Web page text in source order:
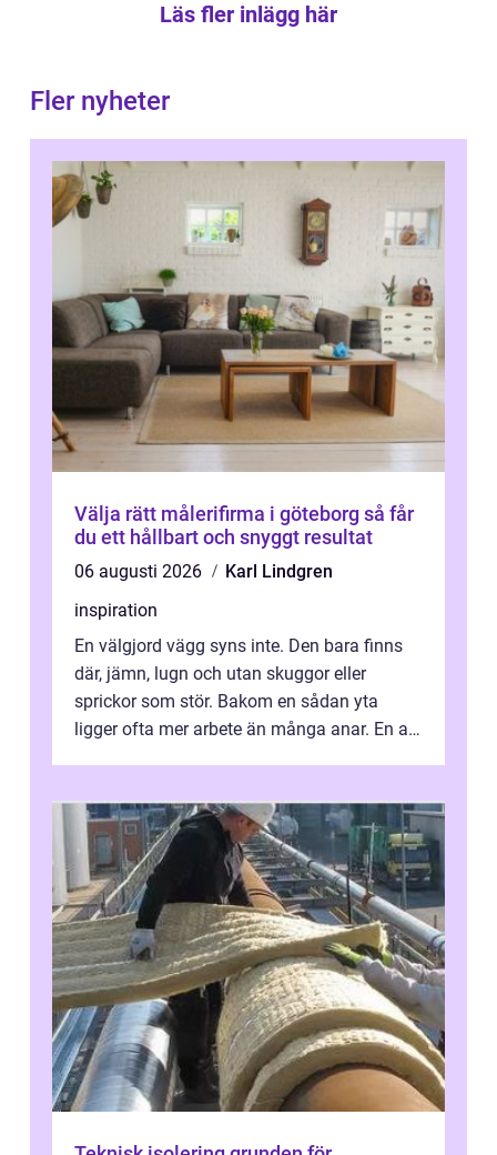
Läs fler inlägg här
Fler nyheter
Välja rätt målerifirma i göteborg så får
du ett hållbart och snyggt resultat
06 augusti 2026
Karl Lindgren
inspiration
En välgjord vägg syns inte. Den bara finns
där, jämn, lugn och utan skuggor eller
sprickor som stör. Bakom en sådan yta
ligger ofta mer arbete än många anar. En av